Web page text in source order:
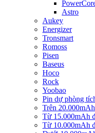
Astro
Aukey
Energizer
Tronsmart
Romoss
Pisen
Baseus
Hoco
Rock
Yoobao
Pin dự phòng
Trên 20.000mAh
Từ 15.000mAh
Từ 10.000mAh